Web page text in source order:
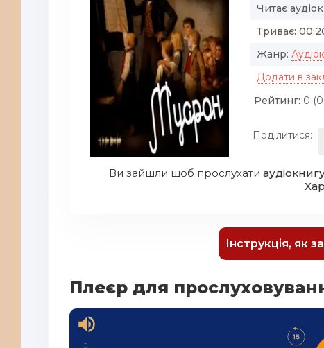
Читає
Триває:
Жанр:
Додати в
Рейтинг: 0 (0
Поділитися:
Ви зайшли щоб прослухати
Інструкція, як
Плеєр для